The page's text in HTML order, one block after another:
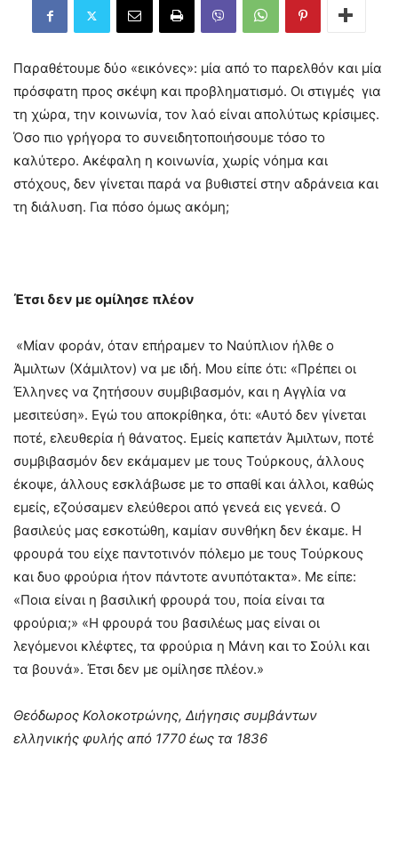
Παραθέτουμε δύο «εικόνες»: μία από το παρελθόν και μία
πρόσφατη προς σκέψη και προβληματισμό. Οι στιγμές για
τη χώρα, την κοινωνία, τον λαό είναι απολύτως κρίσιμες.
Όσο πιο γρήγορα το συνειδητοποιήσουμε τόσο το
καλύτερο. Ακέφαλη η κοινωνία, χωρίς νόημα και
στόχους, δεν γίνεται παρά να βυθιστεί στην αδράνεια και
τη διάλυση. Για πόσο όμως ακόμη;
Έτσι δεν με ομίλησε πλέον
«Μίαν φοράν, όταν επήραμεν το Ναύπλιον ήλθε ο
Άμιλτων (Χάμιλτον) να με ιδή. Μου είπε ότι: «Πρέπει οι
Έλληνες να ζητήσουν συμβιβασμόν, και η Αγγλία να
μεσιτεύση». Εγώ του αποκρίθηκα, ότι: «Αυτό δεν γίνεται
ποτέ, ελευθερία ή θάνατος. Εμείς καπετάν Άμιλτων, ποτέ
συμβιβασμόν δεν εκάμαμεν με τους Τούρκους, άλλους
έκοψε, άλλους εσκλάβωσε με το σπαθί και άλλοι, καθώς
εμείς, εζούσαμεν ελεύθεροι από γενεά εις γενεά. Ο
βασιλεύς μας εσκοτώθη, καμίαν συνθήκη δεν έκαμε. Η
φρουρά του είχε παντοτινόν πόλεμο με τους Τούρκους
και δυο φρούρια ήτον πάντοτε ανυπότακτα». Με είπε:
«Ποια είναι η βασιλική φρουρά του, ποία είναι τα
φρούρια;» «Η φρουρά του βασιλέως μας είναι οι
λεγόμενοι κλέφτες, τα φρούρια η Μάνη και το Σούλι και
τα βουνά». Έτσι δεν με ομίλησε πλέον.»
Θεόδωρος Κολοκοτρώνης, Διήγησις συμβάντων
ελληνικής φυλής από 1770 έως τα 1836